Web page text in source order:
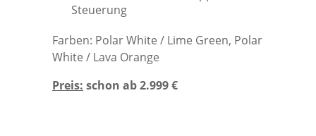
Steuerung
Farben: Polar White / Lime Green, Polar
White / Lava Orange
Preis: schon ab 2.999 €